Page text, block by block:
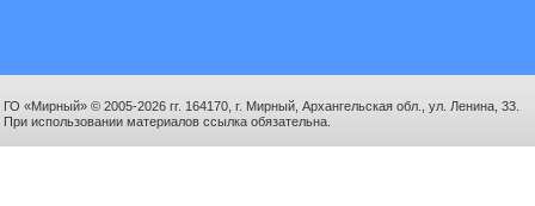
ГО «Мирный» © 2005-2026 гг. 164170, г. Мирный, Архангельская обл., ул. Ленина, 33.
При использовании материалов ссылка обязательна.